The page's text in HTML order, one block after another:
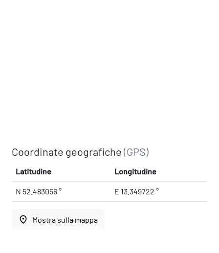
Coordinate geografiche(GPS)
Latitudine Longitudine
N 52.483056 ° E 13.349722 °
place Mostra sulla mappa